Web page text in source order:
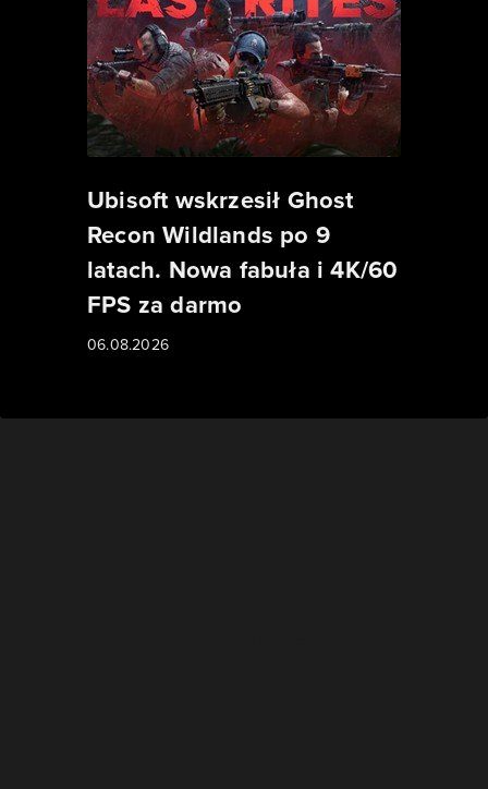
Ubisoft wskrzesił Ghost
Recon Wildlands po 9
latach. Nowa fabuła i 4K/60
FPS za darmo
06.08.2026